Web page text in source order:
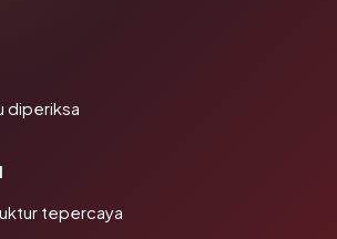
diperiksa
tepercaya